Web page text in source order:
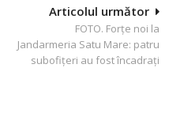
Articolul următor
FOTO. Forțe noi la
Jandarmeria Satu Mare: patru
subofițeri au fost încadrați